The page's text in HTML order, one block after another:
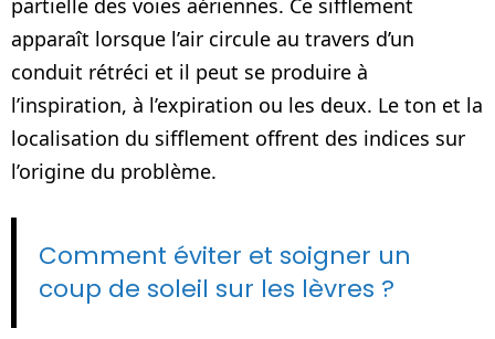
partielle des voies aériennes. Ce sifflement
apparaît lorsque l’air circule au travers d’un
conduit rétréci et il peut se produire à
l’inspiration, à l’expiration ou les deux. Le ton et la
localisation du sifflement offrent des indices sur
l’origine du problème.
Comment éviter et soigner un
coup de soleil sur les lèvres ?